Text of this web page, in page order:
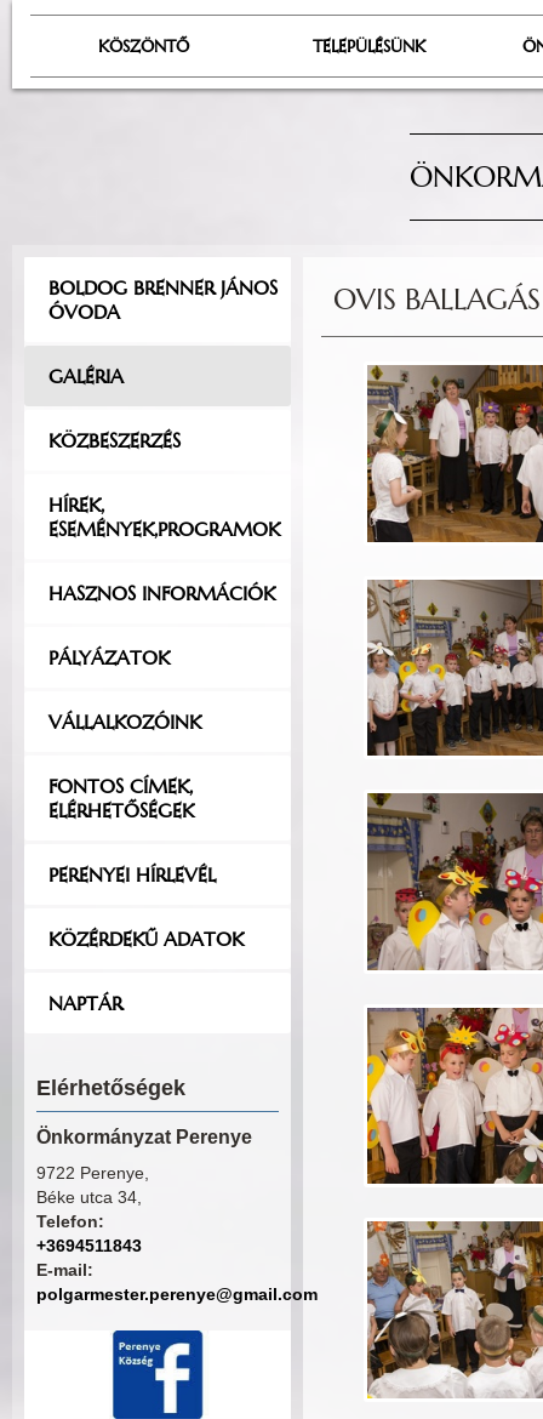
KÖSZÖNTŐ TELEPÜLÉSÜNK
BOLDOG BRENNER JÁNOS
ÓVODA
GALÉRIA
KÖZBESZERZÉS
HÍREK,
ESEMÉNYEK,PROGRAMOK
HASZNOS INFORMÁCIÓK
PÁLYÁZATOK
VÁLLALKOZÓINK
FONTOS CÍMEK,
ELÉRHETŐSÉGEK
PERENYEI HÍRLEVÉL
KÖZÉRDEKŰ ADATOK
NAPTÁR
Elérhetőségek
Önkormányzat Perenye
9722 Perenye,
Béke utca 34,
Telefon:
+3694511843
E-mail:
polgarmester.perenye@gmail.com
OVIS